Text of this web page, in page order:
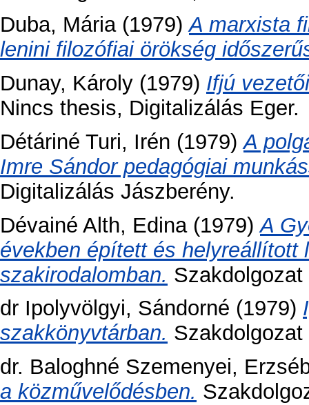
Duba, Mária(1979)A marxista
lenini filozófiai örökség
Dunay, Károly (1979) Ifjú
Nincs thesis, Digitalizálás Eger.
Détáriné Turi, Irén (1979)A
Imre Sándor pedagógiai
Digitalizálás Jászberény.
Dévainé Alth, Edina(1979)A
években épített és
szakirodalomban.
dr Ipolyvölgyi, Sándorné (1979)
szakkönyvtárban.
dr. Baloghné Szemenyei,
a közművelődésben.